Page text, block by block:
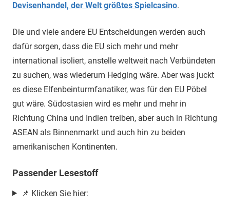
Devisenhandel, der Welt größtes Spielcasino.
Die und viele andere EU Entscheidungen werden auch
dafür sorgen, dass die EU sich mehr und mehr
international isoliert, anstelle weltweit nach Verbündeten
zu suchen, was wiederum Hedging wäre. Aber was juckt
es diese Elfenbeinturmfanatiker, was für den EU Pöbel
gut wäre. Südostasien wird es mehr und mehr in
Richtung China und Indien treiben, aber auch in Richtung
ASEAN als Binnenmarkt und auch hin zu beiden
amerikanischen Kontinenten.
Passender Lesestoff
📌 Klicken Sie hier: